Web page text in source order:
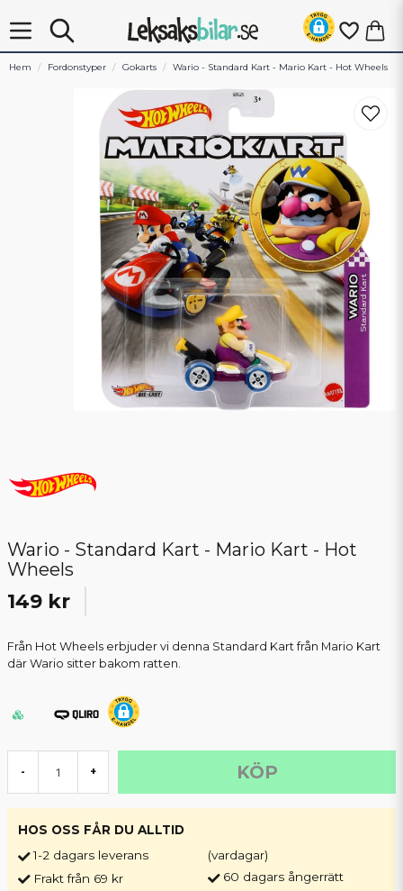
Hem Fordonstyper Gokarts Wario - Standard Kart - Mario Kart - Hot Wheels
Wario - Standard Kart - Mario Kart - Hot
Wheels
149 kr
Från Hot Wheels erbjuder vi denna Standard Kart från Mario Kart
där Wario sitter bakom ratten.
- + KÖP
HOS OSS FÅR DU ALLTID
1-2 dagars leverans
Frakt från 69 kr
(vardagar)
60 dagars ångerrätt